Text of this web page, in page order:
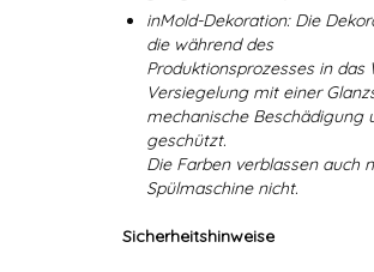
inMold-Dekoration: Die
die während des
Produktionsprozesses in
Versiegelung mit einer
mechanische Beschädigung
geschützt.
Die Farben verblassen auch
Spülmaschine nicht.
Sicherheitshinweise